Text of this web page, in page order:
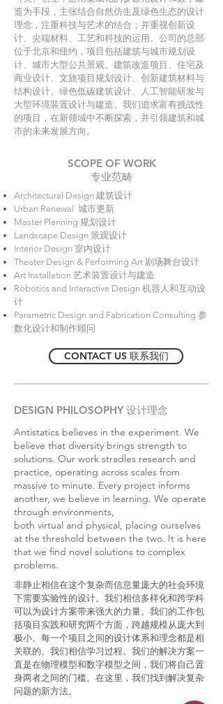
造为手段，主张结合自然仿生及绿色生态的设计
理念，注重科技与艺术的结合；并重视创新设
计、尖端材料、工艺和科技的运用。公司的总部
位于北京和纽约，项目包括建筑与城市规划设
计、城市大型公共景观、建筑改造项目、住宅及
商业设计、文旅项目规划设计、创新建筑材料与
结构设计、绿色低碳建筑设计、人工智能研发与
大型环境装置设计与建造。我们追求富有挑战性
的项目，在新领域中不断探索，并引领建筑和城
市的未来发展方向。
SCOPE OF WORK
专业范畴
Architectural Design 建筑设计
Urban Renewal 城市更新
Master Planning 规划设计
Landscape Design 景观设计
Interior Design 室内设计
Theater Design & Performing Art 剧场舞台设计
Art Installation 艺术装置设计与建造
Robotics and Interactive Design 机器人和互动设
计
Parametric Design and Fabrication Consulting 参
数化设计和制作顾问
CONTACT US 联系我们
DESIGN PHILOSOPHY设计理念
Antistatics believes in the experiment. We
believe that diversity brings strength to
solutions. Our work stradles research and
practice, operating across scales from
massive to minute. Every project informs
another, we believe in learning. We operate
through environments,
both virtual and physical, placing ourselves
at the threshold between the two. It is here
that we find novel solutions to complex
problems.
非静止相信在这个复杂而信息量庞大的社会环境
下需要实验性的设计。我们相信多样化和跨学科
可以为设计方案带来强大的力量。我们的工作包
括项目实践和研究两个方面，跨越规模从庞大到
极小。每一个项目之间的设计体系和理念都是相
关联的。我们相信学习过程。我们的解决方案一
直是在物理模型和数字模型之间，我们将自己置
身两者之间的门槛。在这里，我们找到解决复杂
问题的新方法。